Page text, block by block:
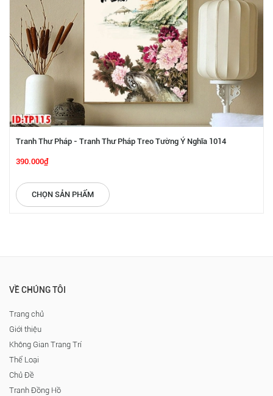
Tranh Thư Pháp - Tranh Thư Pháp Treo Tường Ý Nghĩa 1014
390.000₫
CHỌN SẢN PHẨM
VỀ CHÚNG TÔI
Trang chủ
Giới thiệu
Không Gian Trang Trí
Thể Loại
Chủ Đề
Tranh Đồng Hồ